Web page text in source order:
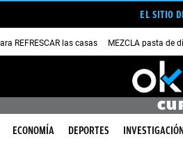
EL SITIO
REFRESCAR las casas MEZCLA pasta de
ECONOMÍA DEPORTES